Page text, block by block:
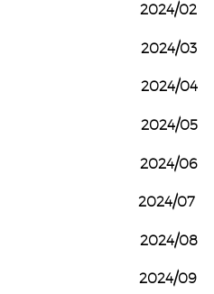
2024/
2024/
2024/
2024/
2024/
2024/
2024/
2024/